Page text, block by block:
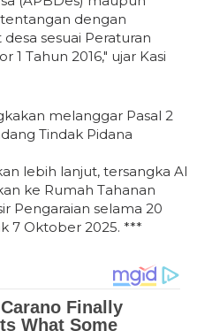
dengan
sesuai Peraturan
Tahun 2016," ujar Kasi
melanggar Pasal 2
Tindak Pidana
lebih lanjut, tersangka AI
ke Rumah Tahanan
Pengaraian selama 20
7 Oktober 2025. ***